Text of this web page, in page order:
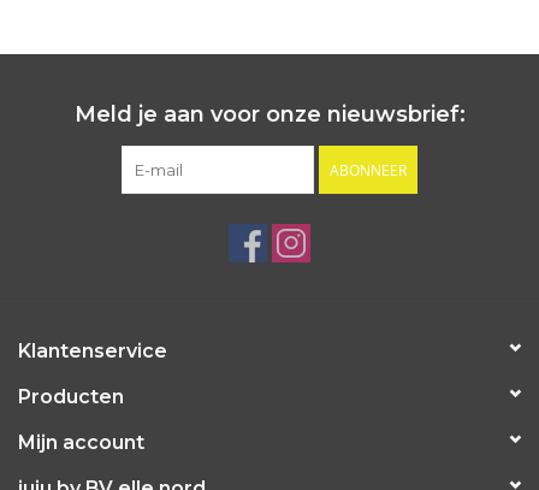
Meld je aan voor onze nieuwsbrief:
ABONNEER
Klantenservice
Producten
Mijn account